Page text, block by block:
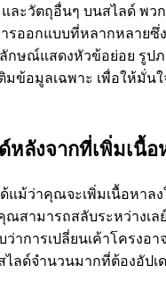
ะวัตถุอื่นๆ บนสไลด์ พว
รออกแบบที่หลากหลาย
กษณ์แสดงหัวข้อย่อย รูป
ข้อมูลเฉพาะ เพื่อให้มั่น
หลังจากที่เพิ่มเนื้
แม้ว่าคุณจะเพิ่มเนื้อหา
ามารถสลับระหว่างเล
าการเปลี่ยนเค้าโครง
ลด์จํานวนมากที่ต้องอัปเ